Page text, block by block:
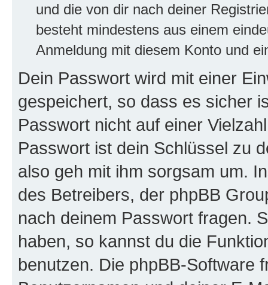
und die von dir nach deiner
besteht mindestens aus einem
Anmeldung mit diesem Konto und
Dein Passwort wird mit einer
gespeichert, so dass es sicher
Passwort nicht auf einer
Passwort ist dein Schlüssel zu
also geh mit ihm sorgsam um.
des Betreibers, der phpBB
nach deinem Passwort fragen.
haben, so kannst du die
benutzen. Die phpBB-Software